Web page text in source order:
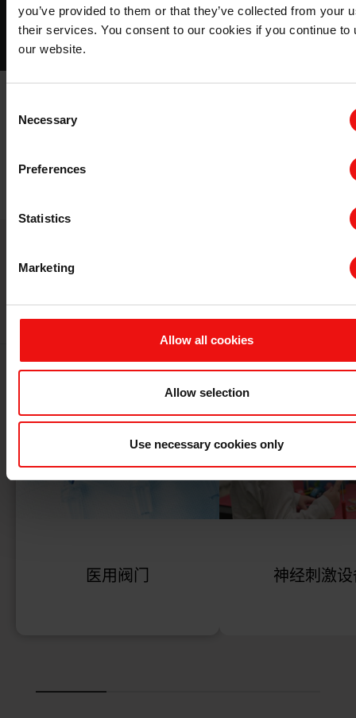
you’ve provided to them or that they’ve collected from your
their services. You consent to our cookies if you continue to
our website.
Selection
Necessary
Preferences
Statistics
Marketing
Allow all cookies
Allow selection
Use necessary cookies only
下载
成功。无论您是需要产品推荐、寻求有机硅定制解决方案
提供帮助。
医用阀门 神经刺激